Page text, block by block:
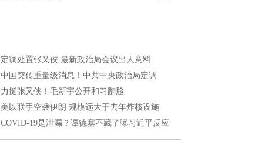
定调处置张又侠 最新政治局会议出人意料
中国突传重量级消息！中共中央政治局定调
力挺张又侠！毛新宇公开和习翻脸
美以联手空袭伊朗 规模远大于去年炸核设施
COVID-19是泄漏？谭德塞不藏了曝习近平反应